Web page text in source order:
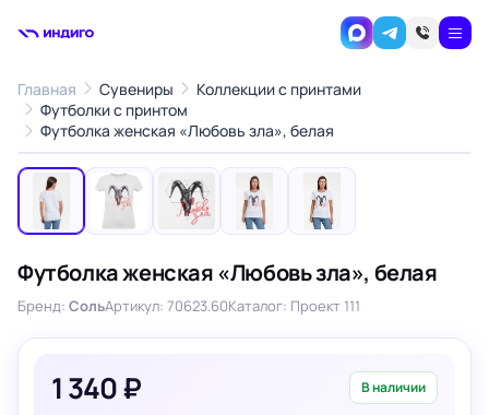
Главная Сувениры
Коллекции с принтами
Футболки с принтом
Футболка женская «Любовь зла», белая
‹ ›
Футболка женская «Любовь зла», белая
Бренд: СольАртикул: 70623.60Каталог: Проект 111
1 340 ₽ В наличии